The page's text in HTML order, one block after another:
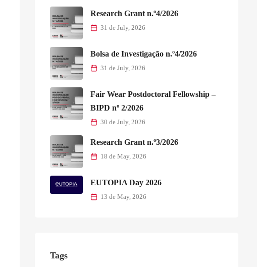
Research Grant n.º4/2026
31 de July, 2026
Bolsa de Investigação n.º4/2026
31 de July, 2026
Fair Wear Postdoctoral Fellowship –
BIPD nº 2/2026
30 de July, 2026
Research Grant n.º3/2026
18 de May, 2026
EUTOPIA Day 2026
13 de May, 2026
Tags